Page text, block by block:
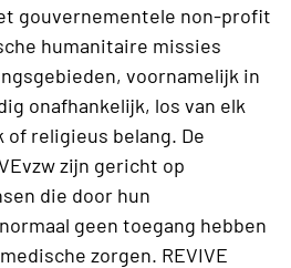
gouvernementele non-profit
humanitaire missies
voornamelijk in
onafhankelijk, los van elk
religieus belang. De
zijn gericht op
die door hun
geen toegang hebben
zorgen. REVIVE